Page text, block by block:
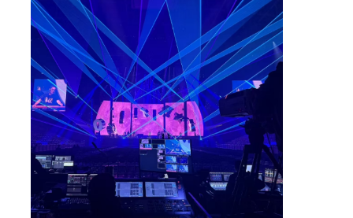
কারখানা পরিদর্শন
মান নিয়ন্ত্রণ
আমাদের সাথে যোগাযোগ করুন
খবর
মামলা